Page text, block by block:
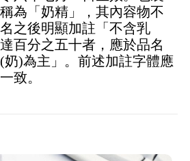
為「奶精」，其內容物不
之後明顯加註「不含乳
百分之五十者，應於品名
奶)為主」。前述加註字體應
致。